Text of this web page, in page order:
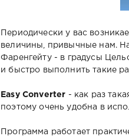
Периодически у вас
величины, привычные нам.
Фаренгейту - в градусы
и быстро выполнить такие
Easy Converter - как раз
поэтому очень удобна в
Программа работает